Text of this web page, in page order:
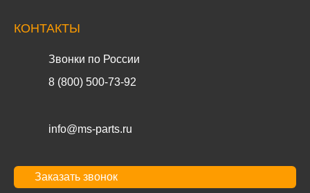
КОНТАКТЫ
Звонки по России
8 (800) 500-73-92
info@ms-parts.ru
Заказать звонок